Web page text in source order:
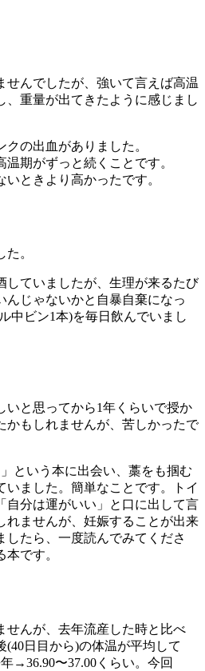
せんでしたが、強いて言えば高温
、重量が出てきたように感じまし
の出血がありました。
期がずっと続くことです。
ときより高かったです。
。
していましたが、生理が来るたび
んじゃないかと自暴自棄になっ
中ビン1本)を毎日飲んでいまし
いと思ってから1年くらいで授か
かもしれませんが、苦しかったで
という本に出会い、藁をも掴む
いました。簡単なことです。トイ
自分は運がいい」と口に出して言
れませんが、妊娠することが出来
したら、一度読んでみてくださ
です。
んが、去年流産した時と比べ
日目から)の体温が平均して
→36.90〜37.00くらい。今回